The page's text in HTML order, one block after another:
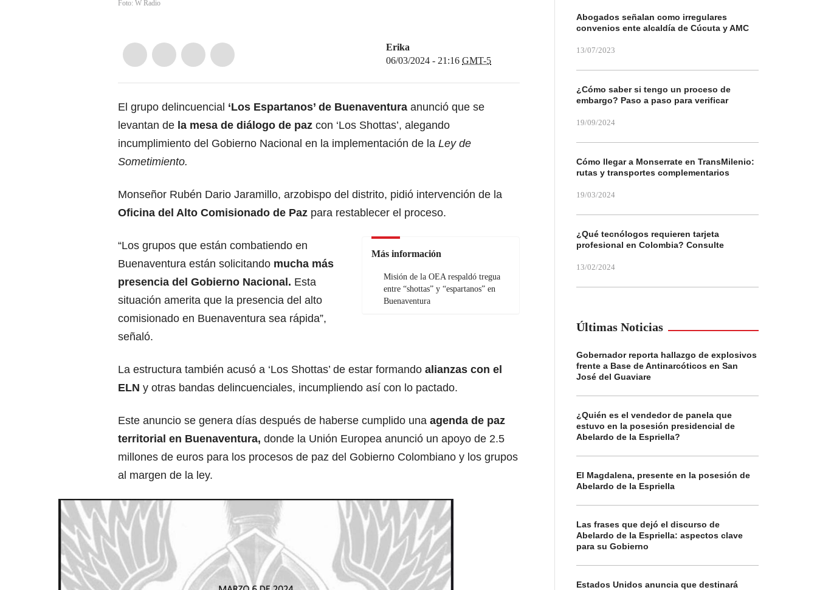
Foto: W Radio
Erika
06/03/2024 - 21:16 GMT-5
El grupo delincuencial ‘Los Espartanos’ de Buenaventura anunció que se
levantan de la mesa de diálogo de paz con ‘Los Shottas’, alegando
incumplimiento del Gobierno Nacional en la implementación de la Ley de
Sometimiento.
Monseñor Rubén Dario Jaramillo, arzobispo del distrito, pidió intervención de la
Oficina del Alto Comisionado de Paz para restablecer el proceso.
Más información
Misión de la OEA respaldó tregua
entre “shottas” y “espartanos” en
Buenaventura
“Los grupos que están combatiendo en
Buenaventura están solicitando mucha más
presencia del Gobierno Nacional. Esta
situación amerita que la presencia del alto
comisionado en Buenaventura sea rápida”,
señaló.
La estructura también acusó a ‘Los Shottas’ de estar formando alianzas con el
ELN y otras bandas delincuenciales, incumpliendo así con lo pactado.
Este anuncio se genera días después de haberse cumplido una agenda de paz
territorial en Buenaventura, donde la Unión Europea anunció un apoyo de 2.5
millones de euros para los procesos de paz del Gobierno Colombiano y los grupos
al margen de la ley.
Abogados señalan como irregulares
convenios ente alcaldía de Cúcuta y AMC
13/07/2023
¿Cómo saber si tengo un proceso de
embargo? Paso a paso para verificar
19/09/2024
Cómo llegar a Monserrate en TransMilenio:
rutas y transportes complementarios
19/03/2024
¿Qué tecnólogos requieren tarjeta
profesional en Colombia? Consulte
13/02/2024
Últimas Noticias
Gobernador reporta hallazgo de explosivos
frente a Base de Antinarcóticos en San
José del Guaviare
¿Quién es el vendedor de panela que
estuvo en la posesión presidencial de
Abelardo de la Espriella?
El Magdalena, presente en la posesión de
Abelardo de la Espriella
Las frases que dejó el discurso de
Abelardo de la Espriella: aspectos clave
para su Gobierno
Estados Unidos anuncia que destinará